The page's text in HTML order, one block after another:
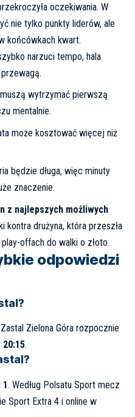
oczekiwania. W
nie tylko punkty liderów, ale
końcówkach kwart.
narzuci tempo, hala
wytrzymać pierwszą
mentalnie.
może kosztować więcej niż
będzie długa, więc minuty
znaczenie.
z najlepszych możliwych
kontra drużyna, która przeszła
offach do walki o złoto.
odpowiedzi
Zielona Góra rozpocznie
20:15.
. Według Polsatu Sport mecz
Sport Extra 4 i online w